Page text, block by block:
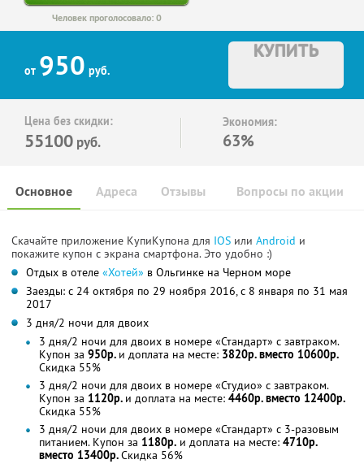
Человек проголосовало: 0
от 950 руб.
КУПИТЬ
Цена без скидки:
55100 руб.
Экономия:
63%
Основное Отзывы Вопросы по акции
Адреса
Скачайте приложение КупиКупона для IOS или Android и
покажите купон с экрана смартфона. Это удобно :)
Отдых в отеле «Хотей» в Ольгинке на Черном море
Заезды: с 24 октября по 29 ноября 2016, с 8 января по 31 мая
2017
3 дня/2 ночи для двоих
3 дня/2 ночи для двоих в номере «Стандарт» с завтраком.
Купон за 950р. и доплата на месте: 3820р. вместо 10600р.
Скидка 55%
3 дня/2 ночи для двоих в номере «Студио» с завтраком.
Купон за 1120р. и доплата на месте: 4460р. вместо 12400р.
Скидка 55%
3 дня/2 ночи для двоих в номере «Стандарт» с 3-разовым
питанием. Купон за 1180р. и доплата на месте: 4710р.
вместо 13400р.Скидка 56%